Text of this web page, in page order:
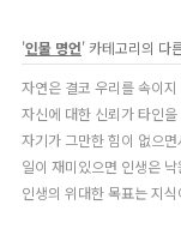
'인물 명언' 카테고리의 다
자연은 결코 우리를 속이
자신에 대한 신뢰가 타인
자기가 그만한 힘이 없으
일이 재미있으면 인생은
인생의 위대한 목표는 지